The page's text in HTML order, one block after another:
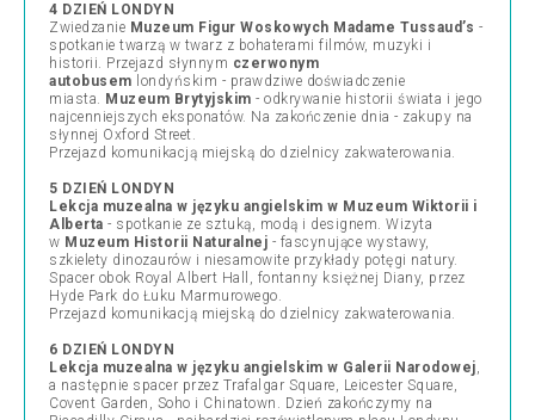
4 DZIEŃ LONDYN
Zwiedzanie Muzeum Figur Woskowych Madame Tussaud’s -
spotkanie twarzą w twarz z bohaterami filmów, muzyki i
historii. Przejazd słynnym czerwonym
autobusem londyńskim - prawdziwe doświadczenie
miasta. Muzeum Brytyjskim - odkrywanie historii świata i jego
najcenniejszych eksponatów. Na zakończenie dnia - zakupy na
słynnej Oxford Street.
Przejazd komunikacją miejską do dzielnicy zakwaterowania.
5 DZIEŃ LONDYN
Lekcja muzealna w języku angielskim w Muzeum Wiktorii i
Alberta - spotkanie ze sztuką, modą i designem. Wizyta
w Muzeum Historii Naturalnej - fascynujące wystawy,
szkielety dinozaurów i niesamowite przykłady potęgi natury.
Spacer obok Royal Albert Hall, fontanny księżnej Diany, przez
Hyde Park do Łuku Marmurowego.
Przejazd komunikacją miejską do dzielnicy zakwaterowania.
6 DZIEŃ LONDYN
Lekcja muzealna w języku angielskim w Galerii Narodowej,
a następnie spacer przez Trafalgar Square, Leicester Square,
Covent Garden, Soho i Chinatown. Dzień zakończymy na